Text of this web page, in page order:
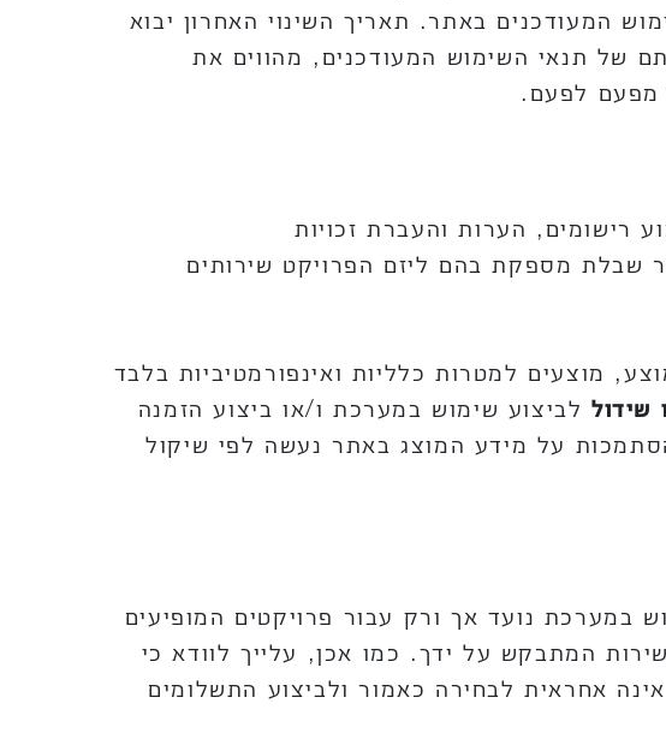
המעודכנים באתר. תאריך השינוי האחרון יבוא
של תנאי השימוש המעודכנים, מהווים את
מפעם לפעם.
רישומים, הערות והעברת זכויות
שבלת מספקת בהם ליזם הפרויקט שירותים
מוצעים למטרות כלליות ואינפורמטיביות בלבד
שידול לביצוע שימוש במערכת ו/או ביצוע הזמנה
על מידע המוצג באתר נעשה לפי שיקול
במערכת נועד אך ורק עבור פרויקטים המופיעים
המתבקש על ידך. כמו אכן, עלייך לוודא כי
אחראית לבחירה כאמור ולביצוע התשלומים